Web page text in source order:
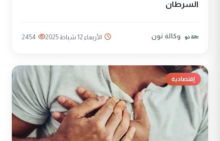
السرطان
وكالة نون الأربعاء 12 شباط 2025 2454
إقتصادية